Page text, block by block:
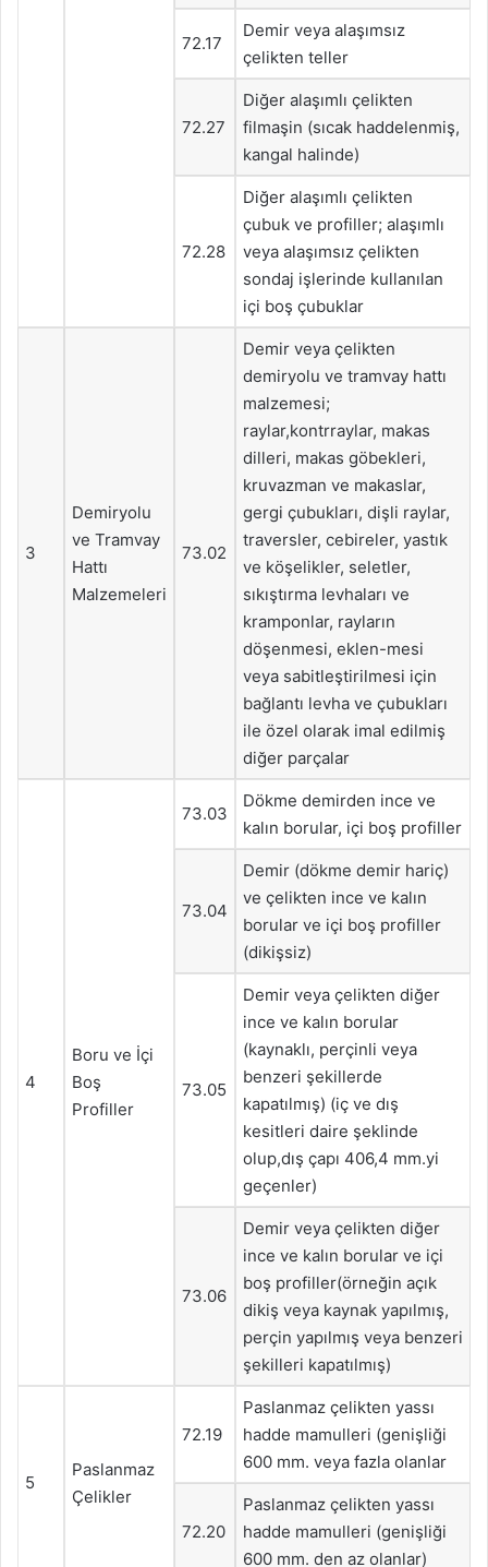
72.17
Demir veya alaşımsız
çelikten teller
72.27
Diğer alaşımlı çelikten
filmaşin (sıcak haddelenmiş,
kangal halinde)
72.28
Diğer alaşımlı çelikten
çubuk ve profiller; alaşımlı
veya alaşımsız çelikten
sondaj işlerinde kullanılan
içi boş çubuklar
3
Demiryolu
ve Tramvay
Hattı
Malzemeleri
73.02
Demir veya çelikten
demiryolu ve tramvay hattı
malzemesi;
raylar,kontrraylar, makas
dilleri, makas göbekleri,
kruvazman ve makaslar,
gergi çubukları, dişli raylar,
traversler, cebireler, yastık
ve köşelikler, seletler,
sıkıştırma levhaları ve
kramponlar, rayların
döşenmesi, eklen-mesi
veya sabitleştirilmesi için
bağlantı levha ve çubukları
ile özel olarak imal edilmiş
diğer parçalar
4
Boru ve İçi
Boş
Profiller
73.03
Dökme demirden ince ve
kalın borular, içi boş profiller
73.04
Demir (dökme demir hariç)
ve çelikten ince ve kalın
borular ve içi boş profiller
(dikişsiz)
73.05
Demir veya çelikten diğer
ince ve kalın borular
(kaynaklı, perçinli veya
benzeri şekillerde
kapatılmış) (iç ve dış
kesitleri daire şeklinde
olup,dış çapı 406,4 mm.yi
geçenler)
73.06
Demir veya çelikten diğer
ince ve kalın borular ve içi
boş profiller(örneğin açık
dikiş veya kaynak yapılmış,
perçin yapılmış veya benzeri
şekilleri kapatılmış)
5
Paslanmaz
Çelikler
72.19
Paslanmaz çelikten yassı
hadde mamulleri (genişliği
600 mm. veya fazla olanlar
72.20
Paslanmaz çelikten yassı
hadde mamulleri (genişliği
600 mm. den az olanlar)